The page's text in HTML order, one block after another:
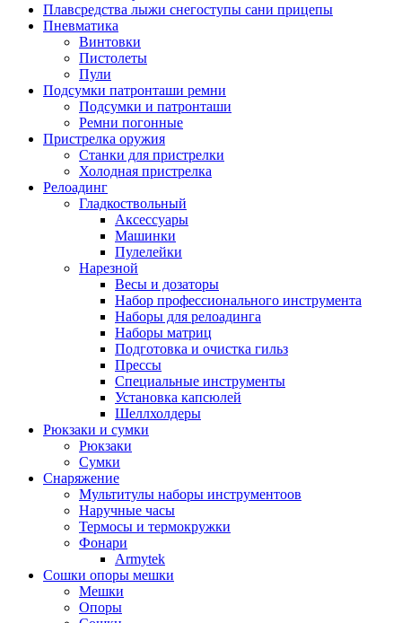
Плавсредства лыжи снегоступы сани прицепы
Пневматика
Винтовки
Пистолеты
Пули
Подсумки патронташи ремни
Подсумки и патронташи
Ремни погонные
Пристрелка оружия
Станки для пристрелки
Холодная пристрелка
Релоадинг
Гладкоствольный
Аксессуары
Машинки
Пулелейки
Нарезной
Весы и дозаторы
Набор профессионального инструмента
Наборы для релоадинга
Наборы матриц
Подготовка и очистка гильз
Прессы
Специальные инструменты
Установка капсюлей
Шеллхолдеры
Рюкзаки и сумки
Рюкзаки
Сумки
Снаряжение
Мультитулы наборы инструментоов
Наручные часы
Термосы и термокружки
Фонари
Armytek
Сошки опоры мешки
Мешки
Опоры